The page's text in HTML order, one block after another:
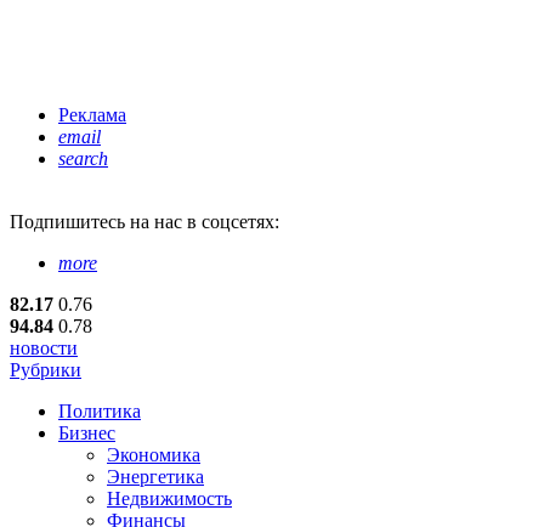
Реклама
email
search
Подпишитесь на нас в соцсетях:
more
82.17 0.76
94.84 0.78
новости
Рубрики
Политика
Бизнес
Экономика
Энергетика
Недвижимость
Финансы